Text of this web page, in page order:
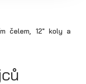
O
čelem, 12" koly a